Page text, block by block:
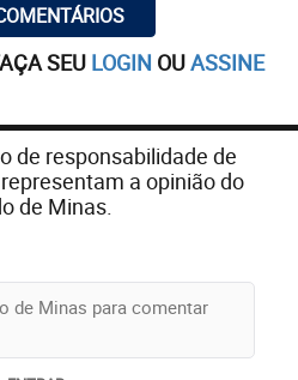
SEU LOGIN OUASSINE
de responsabilidade de
a opinião do
de Minas.